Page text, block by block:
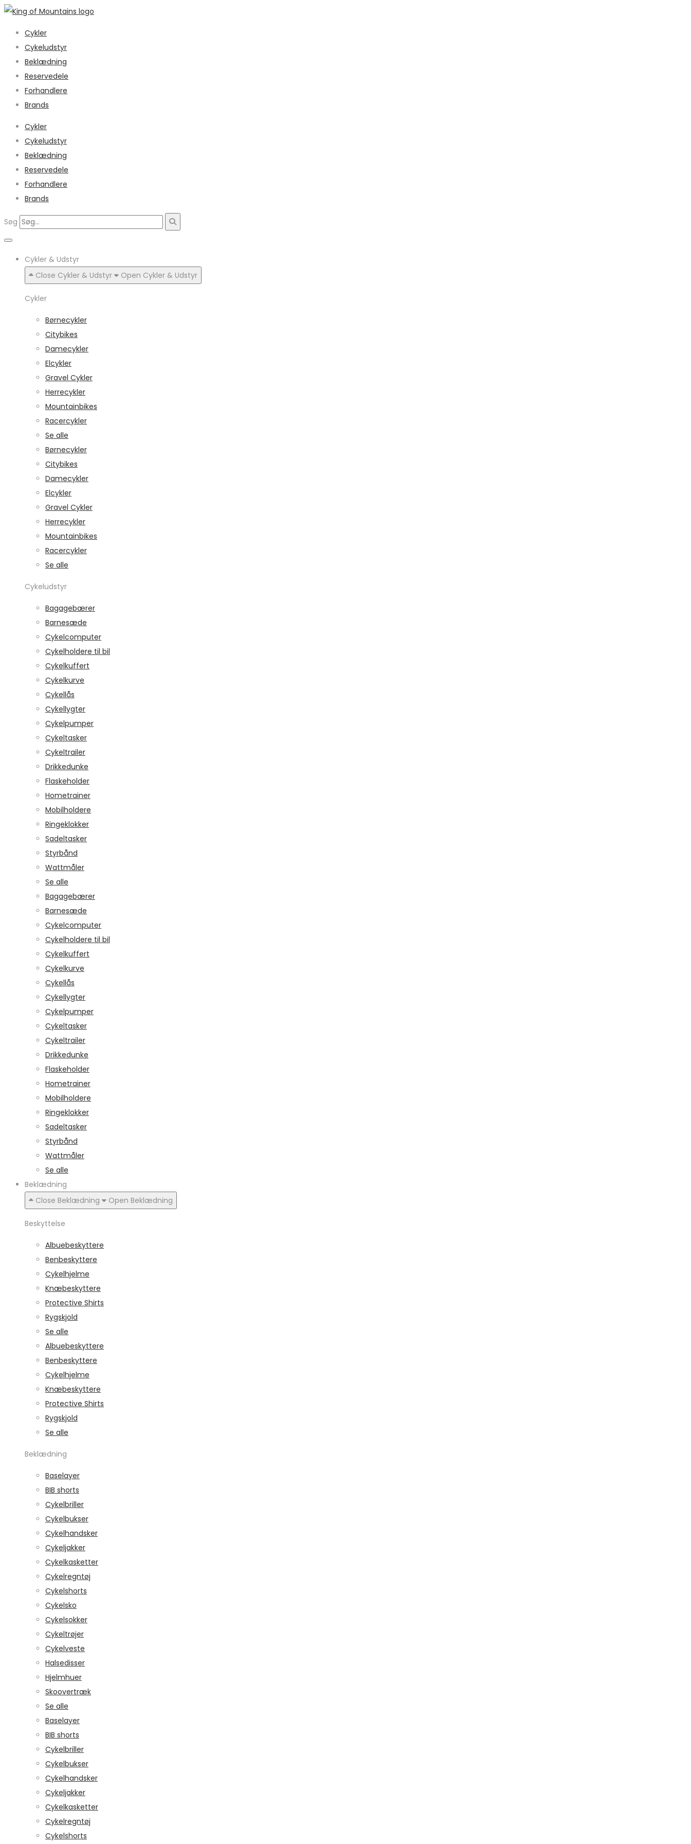
Cykler
Cykeludstyr
Beklædning
Reservedele
Forhandlere
Brands
Cykler
Cykeludstyr
Beklædning
Reservedele
Forhandlere
Brands
Søg
Cykler & Udstyr
Close Cykler & Udstyr
Open Cykler & Udstyr
Cykler
Børnecykler
Citybikes
Damecykler
Elcykler
Gravel Cykler
Herrecykler
Mountainbikes
Racercykler
Se alle
Børnecykler
Citybikes
Damecykler
Elcykler
Gravel Cykler
Herrecykler
Mountainbikes
Racercykler
Se alle
Cykeludstyr
Bagagebærer
Barnesæde
Cykelcomputer
Cykelholdere til bil
Cykelkuffert
Cykelkurve
Cykellås
Cykellygter
Cykelpumper
Cykeltasker
Cykeltrailer
Drikkedunke
Flaskeholder
Hometrainer
Mobilholdere
Ringeklokker
Sadeltasker
Styrbånd
Wattmåler
Se alle
Bagagebærer
Barnesæde
Cykelcomputer
Cykelholdere til bil
Cykelkuffert
Cykelkurve
Cykellås
Cykellygter
Cykelpumper
Cykeltasker
Cykeltrailer
Drikkedunke
Flaskeholder
Hometrainer
Mobilholdere
Ringeklokker
Sadeltasker
Styrbånd
Wattmåler
Se alle
Beklædning
Close Beklædning
Open Beklædning
Beskyttelse
Albuebeskyttere
Benbeskyttere
Cykelhjelme
Knæbeskyttere
Protective Shirts
Rygskjold
Se alle
Albuebeskyttere
Benbeskyttere
Cykelhjelme
Knæbeskyttere
Protective Shirts
Rygskjold
Se alle
Beklædning
Baselayer
BIB shorts
Cykelbriller
Cykelbukser
Cykelhandsker
Cykeljakker
Cykelkasketter
Cykelregntøj
Cykelshorts
Cykelsko
Cykelsokker
Cykeltrøjer
Cykelveste
Halsedisser
Hjelmhuer
Skoovertræk
Se alle
Baselayer
BIB shorts
Cykelbriller
Cykelbukser
Cykelhandsker
Cykeljakker
Cykelkasketter
Cykelregntøj
Cykelshorts